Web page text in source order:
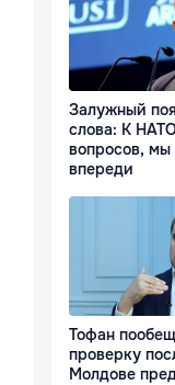
Залужный
слова: К
вопросов, мы
впереди
Тофан
проверку
Молдове